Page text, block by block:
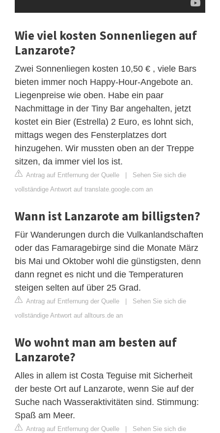
Wie viel kosten Sonnenliegen auf
Lanzarote?
Zwei Sonnenliegen kosten 10,50 € , viele Bars
bieten immer noch Happy-Hour-Angebote an.
Liegenpreise wie oben. Habe ein paar
Nachmittage in der Tiny Bar angehalten, jetzt
kostet ein Bier (Estrella) 2 Euro, es lohnt sich,
mittags wegen des Fensterplatzes dort
hinzugehen. Wir mussten oben an der Treppe
sitzen, da immer viel los ist.
Antrag auf Entfernung der Quelle | Sehen Sie sich die
vollständige Antwort auf translate.google.com an
Wann ist Lanzarote am billigsten?
Für Wanderungen durch die Vulkanlandschaften
oder das Famaragebirge sind die Monate März
bis Mai und Oktober wohl die günstigsten, denn
dann regnet es nicht und die Temperaturen
steigen selten auf über 25 Grad.
Antrag auf Entfernung der Quelle | Sehen Sie sich die
vollständige Antwort auf alltours.de an
Wo wohnt man am besten auf
Lanzarote?
Alles in allem ist Costa Teguise mit Sicherheit
der beste Ort auf Lanzarote, wenn Sie auf der
Suche nach Wasseraktivitäten sind. Stimmung:
Spaß am Meer.
Antrag auf Entfernung der Quelle | Sehen Sie sich die